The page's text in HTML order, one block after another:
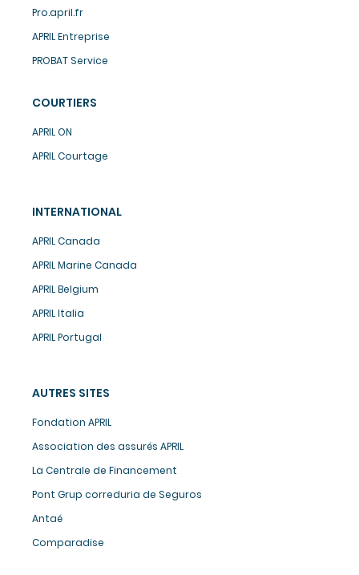
Pro.april.fr
APRIL Entreprise
PROBAT Service
COURTIERS
APRIL ON
APRIL Courtage
INTERNATIONAL
APRIL Canada
APRIL Marine Canada
APRIL Belgium
APRIL Italia
APRIL Portugal
AUTRES SITES
Fondation APRIL
Association des assurés APRIL
La Centrale de Financement
Pont Grup correduria de Seguros
Antaé
Comparadise